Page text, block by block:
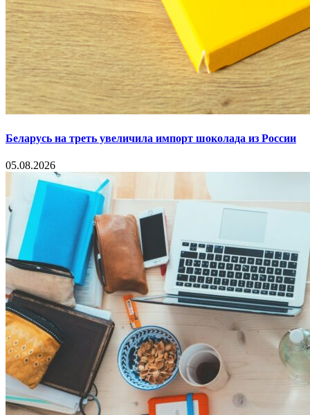
Беларусь на треть увеличила импорт шоколада из России
05.08.2026